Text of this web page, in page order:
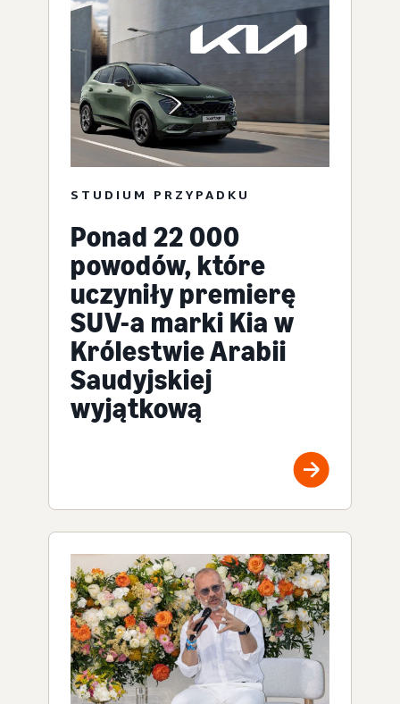
STUDIUM PRZYPADKU
Ponad 22 000
powodów, które
uczyniły premierę
SUV-a marki Kia w
Królestwie Arabii
Saudyjskiej
wyjątkową